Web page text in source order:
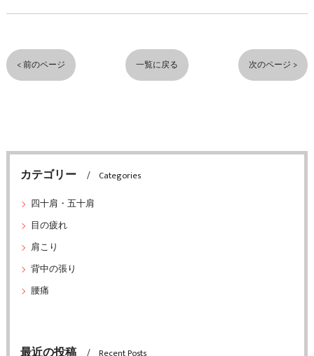
< 前のページ 一覧に戻る 次のページ >
カテゴリー
Categories
四十肩・五十肩
目の疲れ
肩こり
背中の張り
腰痛